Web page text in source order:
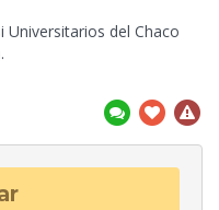
Universitarios del Chaco